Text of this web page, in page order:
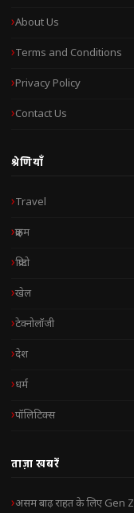
About Us
Terms and Conditions
Privacy Policy
Contact Us
श्रेणियाँ
Travel
क्राइम
क्रिप्टो
खेल
टेक्नोलॉजी
देश
धर्म
पॉलिटिक्स
ताज़ा खबरें
असम बाढ़ राहत के लिए Gen Z,